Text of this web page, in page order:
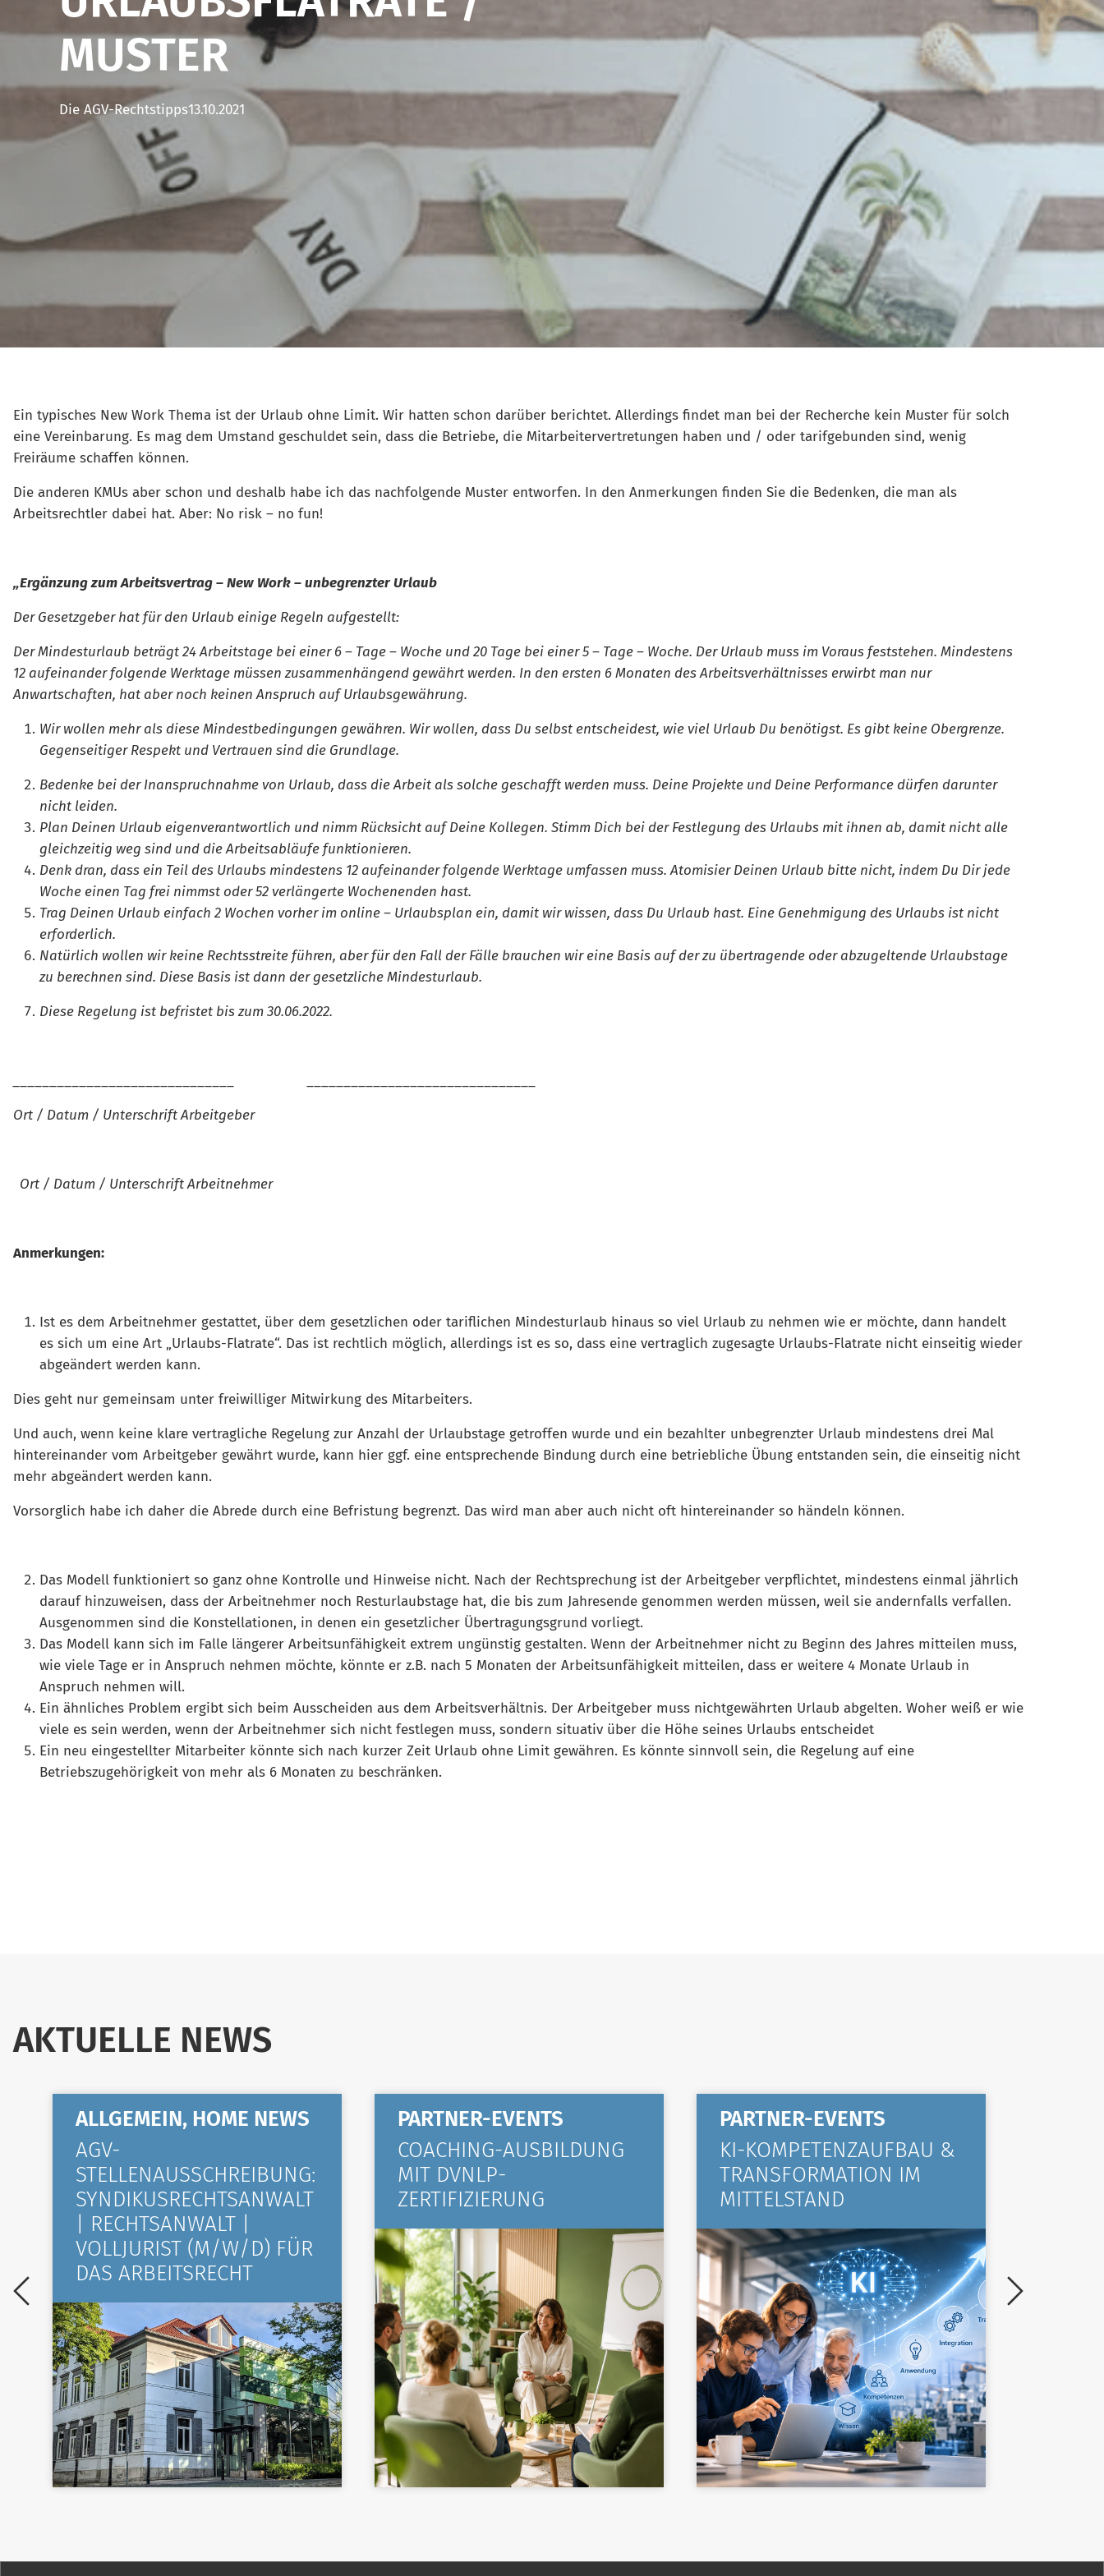
MUSTER
Die AGV-Rechtstipps13.10.2021
Ein typisches New Work Thema ist der Urlaub ohne Limit. Wir hatten schon darüber berichtet. Allerdings findet man bei der Recherche kein Muster für solch
eine Vereinbarung. Es mag dem Umstand geschuldet sein, dass die Betriebe, die Mitarbeitervertretungen haben und / oder tarifgebunden sind, wenig
Freiräume schaffen können.
Die anderen KMUs aber schon und deshalb habe ich das nachfolgende Muster entworfen. In den Anmerkungen finden Sie die Bedenken, die man als
Arbeitsrechtler dabei hat. Aber: No risk – no fun!
„Ergänzung zum Arbeitsvertrag – New Work – unbegrenzter Urlaub
Der Gesetzgeber hat für den Urlaub einige Regeln aufgestellt:
Der Mindesturlaub beträgt 24 Arbeitstage bei einer 6 – Tage – Woche und 20 Tage bei einer 5 – Tage – Woche. Der Urlaub muss im Voraus feststehen. Mindestens
12 aufeinander folgende Werktage müssen zusammenhängend gewährt werden. In den ersten 6 Monaten des Arbeitsverhältnisses erwirbt man nur
Anwartschaften, hat aber noch keinen Anspruch auf Urlaubsgewährung.
Wir wollen mehr als diese Mindestbedingungen gewähren. Wir wollen, dass Du selbst entscheidest, wie viel Urlaub Du benötigst. Es gibt keine Obergrenze.
Gegenseitiger Respekt und Vertrauen sind die Grundlage.
Bedenke bei der Inanspruchnahme von Urlaub, dass die Arbeit als solche geschafft werden muss. Deine Projekte und Deine Performance dürfen darunter
nicht leiden.
Plan Deinen Urlaub eigenverantwortlich und nimm Rücksicht auf Deine Kollegen. Stimm Dich bei der Festlegung des Urlaubs mit ihnen ab, damit nicht alle
gleichzeitig weg sind und die Arbeitsabläufe funktionieren.
Denk dran, dass ein Teil des Urlaubs mindestens 12 aufeinander folgende Werktage umfassen muss. Atomisier Deinen Urlaub bitte nicht, indem Du Dir jede
Woche einen Tag frei nimmst oder 52 verlängerte Wochenenden hast.
Trag Deinen Urlaub einfach 2 Wochen vorher im online – Urlaubsplan ein, damit wir wissen, dass Du Urlaub hast. Eine Genehmigung des Urlaubs ist nicht
erforderlich.
Natürlich wollen wir keine Rechtsstreite führen, aber für den Fall der Fälle brauchen wir eine Basis auf der zu übertragende oder abzugeltende Urlaubstage
zu berechnen sind. Diese Basis ist dann der gesetzliche Mindesturlaub.
Diese Regelung ist befristet bis zum 30.06.2022.
Ort / Datum / Unterschrift Arbeitgeber
Ort / Datum / Unterschrift Arbeitnehmer
Anmerkungen:
Ist es dem Arbeitnehmer gestattet, über dem gesetzlichen oder tariflichen Mindesturlaub hinaus so viel Urlaub zu nehmen wie er möchte, dann handelt
es sich um eine Art „Urlaubs-Flatrate“. Das ist rechtlich möglich, allerdings ist es so, dass eine vertraglich zugesagte Urlaubs-Flatrate nicht einseitig wieder
abgeändert werden kann.
Dies geht nur gemeinsam unter freiwilliger Mitwirkung des Mitarbeiters.
Und auch, wenn keine klare vertragliche Regelung zur Anzahl der Urlaubstage getroffen wurde und ein bezahlter unbegrenzter Urlaub mindestens drei Mal
hintereinander vom Arbeitgeber gewährt wurde, kann hier ggf. eine entsprechende Bindung durch eine betriebliche Übung entstanden sein, die einseitig nicht
mehr abgeändert werden kann.
Vorsorglich habe ich daher die Abrede durch eine Befristung begrenzt. Das wird man aber auch nicht oft hintereinander so händeln können.
Das Modell funktioniert so ganz ohne Kontrolle und Hinweise nicht. Nach der Rechtsprechung ist der Arbeitgeber verpflichtet, mindestens einmal jährlich
darauf hinzuweisen, dass der Arbeitnehmer noch Resturlaubstage hat, die bis zum Jahresende genommen werden müssen, weil sie andernfalls verfallen.
Ausgenommen sind die Konstellationen, in denen ein gesetzlicher Übertragungsgrund vorliegt.
Das Modell kann sich im Falle längerer Arbeitsunfähigkeit extrem ungünstig gestalten. Wenn der Arbeitnehmer nicht zu Beginn des Jahres mitteilen muss,
wie viele Tage er in Anspruch nehmen möchte, könnte er z.B. nach 5 Monaten der Arbeitsunfähigkeit mitteilen, dass er weitere 4 Monate Urlaub in
Anspruch nehmen will.
Ein ähnliches Problem ergibt sich beim Ausscheiden aus dem Arbeitsverhältnis. Der Arbeitgeber muss nichtgewährten Urlaub abgelten. Woher weiß er wie
viele es sein werden, wenn der Arbeitnehmer sich nicht festlegen muss, sondern situativ über die Höhe seines Urlaubs entscheidet
Ein neu eingestellter Mitarbeiter könnte sich nach kurzer Zeit Urlaub ohne Limit gewähren. Es könnte sinnvoll sein, die Regelung auf eine
Betriebszugehörigkeit von mehr als 6 Monaten zu beschränken.
AKTUELLE NEWS
ALLGEMEIN, HOME NEWS
AGV-
STELLENAUSSCHREIBUNG:
SYNDIKUSRECHTSANWALT
| RECHTSANWALT |
VOLLJURIST (M/W/D) FÜR
DAS ARBEITSRECHT
PARTNER-EVENTS
COACHING-AUSBILDUNG
MIT DVNLP-
ZERTIFIZIERUNG
PARTNER-EVENTS
KI-KOMPETENZAUFBAU &
TRANSFORMATION IM
MITTELSTAND